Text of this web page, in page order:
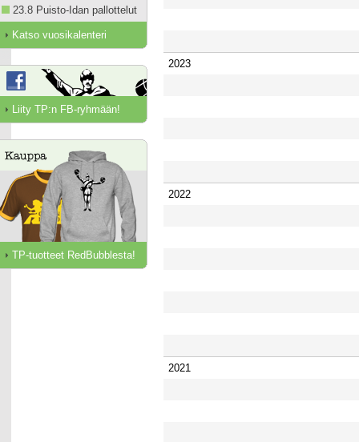
23.8 Puisto-Idan pallottelut
Katso vuosikalenteri
Liity TP:n FB-ryhmään!
TP-tuotteet RedBubblesta!
2023
2022
2021